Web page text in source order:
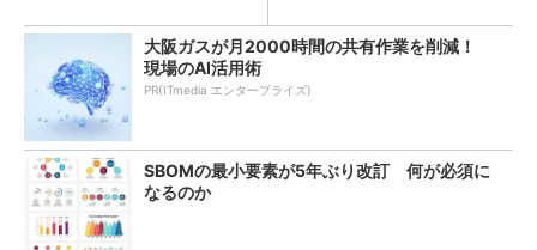
大阪ガスが月2000時間の共有作業を削減！
現場のAI活用術
PR(ITmedia エンタープライズ)
SBOMの最小要素が5年ぶり改訂 何が必須に
なるのか